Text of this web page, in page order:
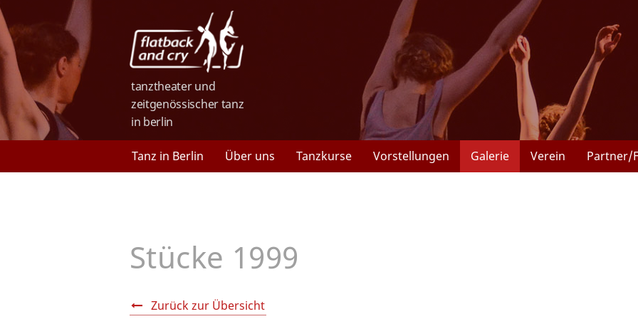
tanztheater und
zeitgenössischer tanz
in berlin
Tanz in Berlin Über uns Tanzkurse Vorstellungen Galerie Verein Partner/
Stücke 1999
Zurück zur Übersicht